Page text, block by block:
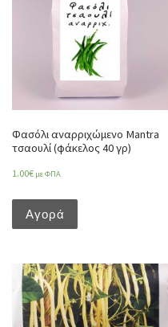
Φασόλι αναρριχώμενο Mantra
τσαουλί (φάκελος 40 γρ)
1.00€ με ΦΠΑ
Αγορά